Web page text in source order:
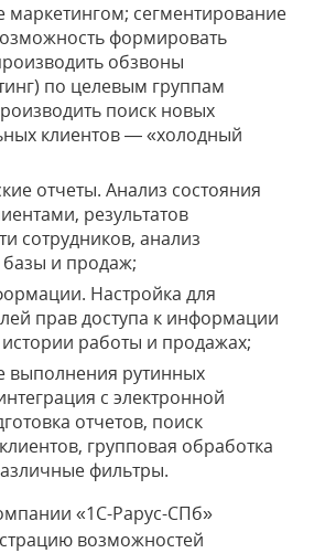
маркетингом; сегментирование
формировать
обзвоны
по целевым группам
поиск новых
клиентов — «холодный
отчеты. Анализ состояния
результатов
сотрудников, анализ
базы и продаж;
Настройка для
прав доступа к информации
истории работы и продажах;
выполнения рутинных
с электронной
отчетов, поиск
групповая обработка
фильтры.
«1С-Рарус-СПб»
возможностей